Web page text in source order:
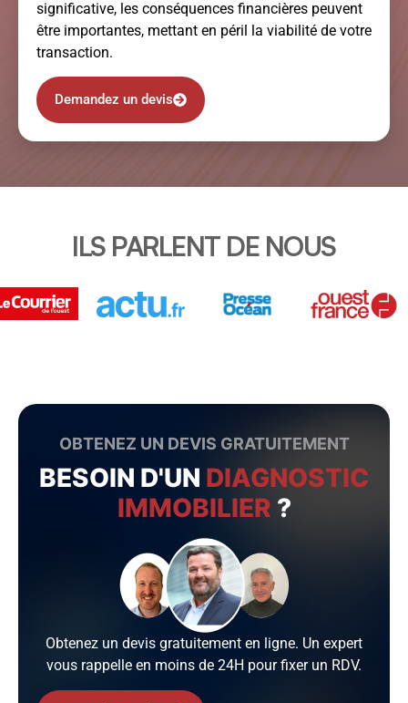
significative, les conséquences financières peuvent
être importantes, mettant en péril la viabilité de votre
transaction.
Demandez un devis
ILS PARLENT DE NOUS
OBTENEZ UN DEVIS GRATUITEMENT
BESOIN D'UN DIAGNOSTIC
IMMOBILIER ?
Obtenez un devis gratuitement en ligne. Un expert
vous rappelle en moins de 24H pour fixer un RDV.